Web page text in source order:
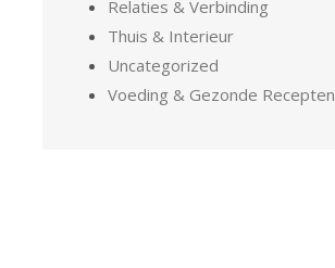
Relaties & Verbinding
Thuis & Interieur
Uncategorized
Voeding & Gezonde Recepten